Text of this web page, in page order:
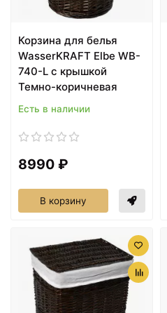
Корзина для белья
WasserKRAFT Elbе WB-
740-L с крышкой
Темно-коричневая
Есть в наличии
8990 ₽
В корзину